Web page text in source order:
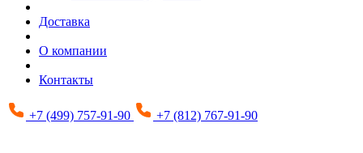
Доставка
О компании
Контакты
+7 (499) 757-91-90 +7 (812) 767-91-90